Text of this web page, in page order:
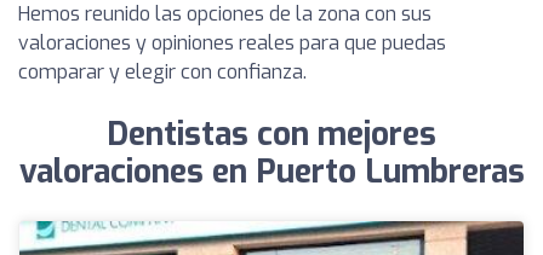
Hemos reunido las opciones de la zona con sus
valoraciones y opiniones reales para que puedas
comparar y elegir con confianza.
Dentistas con mejores
valoraciones en Puerto Lumbreras